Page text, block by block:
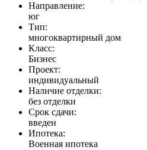
Направление:
юг
Тип:
многоквартирный дом
Класс:
Бизнес
Проект:
индивидуальный
Наличие отделки:
без отделки
Срок сдачи:
введен
Ипотека:
Военная ипотека